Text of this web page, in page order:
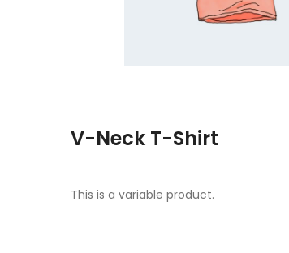
V-Neck T-Shirt
This is a variable product.